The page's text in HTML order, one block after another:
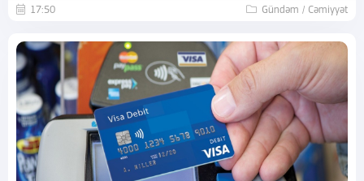
17:50 Gündəm / Cəmiyyət